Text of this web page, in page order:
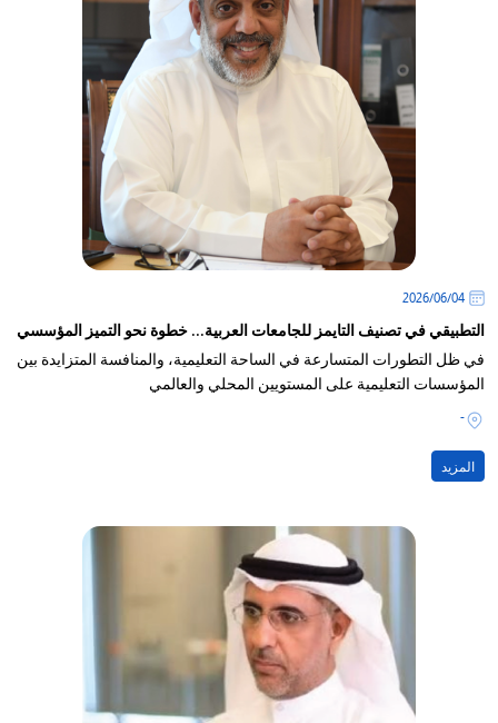
04‏/06‏/2026
التطبيقي في تصنيف التايمز للجامعات العربية... خطوة نحو التميز المؤسسي
في ظل التطورات المتسارعة في الساحة التعليمية، والمنافسة المتزايدة بين
المؤسسات التعليمية على المستويين المحلي والعالمي
-
المزيد